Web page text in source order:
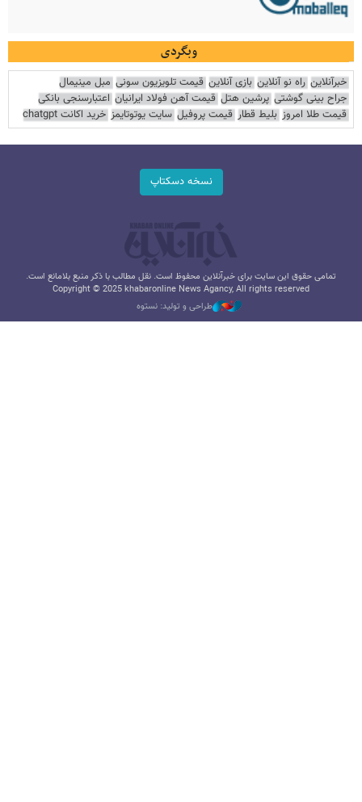
وبگردی
خبرآنلاین راه نو آنلاین بازی آنلاین قیمت تلویزیون سونی مبل مینیمال
جراح بینی گوشتی پرشین هتل قیمت آهن فولاد ایرانیان اعتبارسنجی بانکی
قیمت طلا امروز بلیط قطار قیمت پروفیل سایت یوتوتایمز خرید اکانت chatgpt
نسخه دسکتاپ
تمامی حقوق این سایت برای خبرآنلاین محفوظ است. نقل مطالب با ذکر منبع بلامانع است.
Copyright © 2025 khabaronline News Agancy, All rights reserved
طراحی و تولید: نستوه